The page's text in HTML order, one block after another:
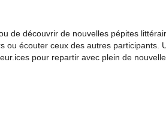
de découvrir de nouvelles pépites
ou écouter ceux des autres participants.
pour repartir avec plein de